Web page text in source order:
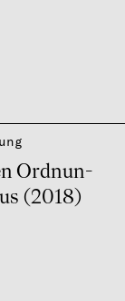
Ordnun­
(2018)